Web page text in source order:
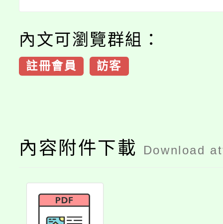
內文可瀏覽群組：
註冊會員 訪客
內容附件下載 Download